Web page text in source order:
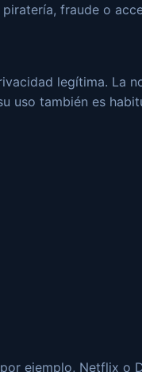
fraude o
legítima. La
uso también es
ejemplo, Netflix o